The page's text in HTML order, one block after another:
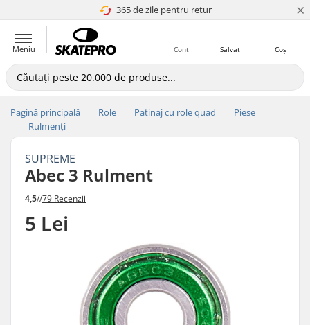
365 de zile pentru retur
4.8 a 5 ×
Meniu Coș
Salvat
Cont
Pagină principală Role Patinaj cu role quad
Piese
Rulmenți
SUPREME
Abec 3 Rulment
4,5//79 Recenzii
5 Lei